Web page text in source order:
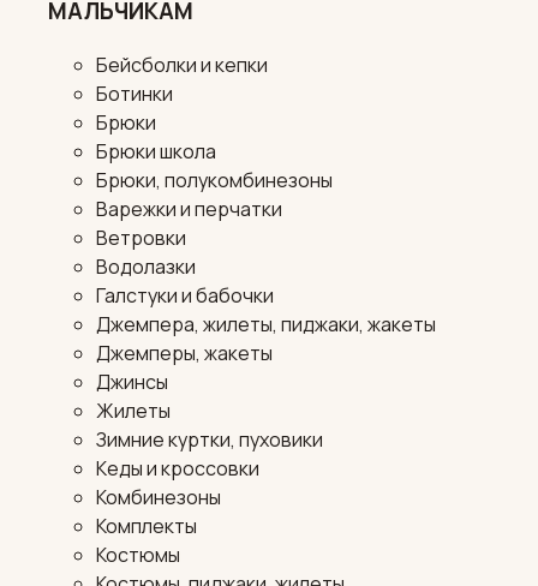
МАЛЬЧИКАМ
Бейсболки и кепки
Ботинки
Брюки
Брюки школа
Брюки, полукомбинезоны
Варежки и перчатки
Ветровки
Водолазки
Галстуки и бабочки
Джемпера, жилеты, пиджаки, жакеты
Джемперы, жакеты
Джинсы
Жилеты
Зимние куртки, пуховики
Кеды и кроссовки
Комбинезоны
Комплекты
Костюмы